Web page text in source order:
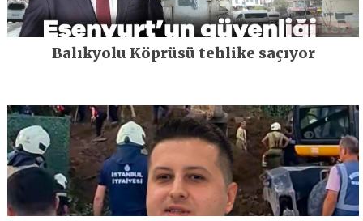
Balıkyolu Köprüsü tehlike saçıyor